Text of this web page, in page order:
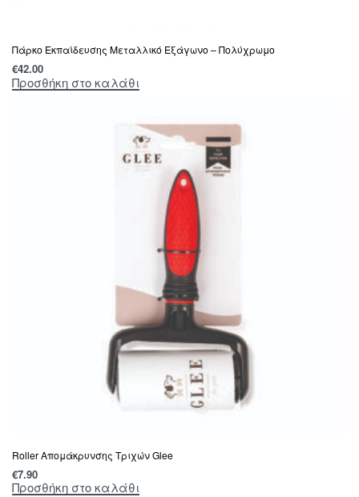
Πάρκο Εκπαίδευσης Μεταλλικό Εξάγωνο – Πολύχρωμο
€42.00
Προσθήκη στο καλάθι
Roller Απομάκρυνσης Τριχών Glee
€7.90
Προσθήκη στο καλάθι